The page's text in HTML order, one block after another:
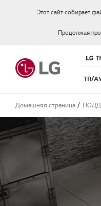
Этот сайт собирает
Продолжая
ТВ/
Домашняя страница